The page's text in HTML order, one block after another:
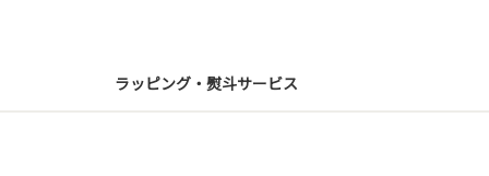
ラッピング・熨斗サービス